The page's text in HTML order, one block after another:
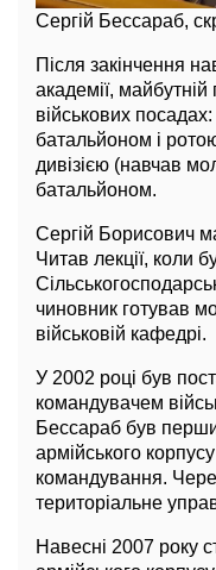
Сергій Бессараб,
Після закінчення
академії,
військових
батальйоном і
дивізією (навчав
батальйоном.
Сергій Борисович
Читав лекції, коли
чиновник готував
військовій кафедрі.
У 2002 році був
командувачем
Бессараб був
армійського
командування.
територіальне
Навесні 2007 року